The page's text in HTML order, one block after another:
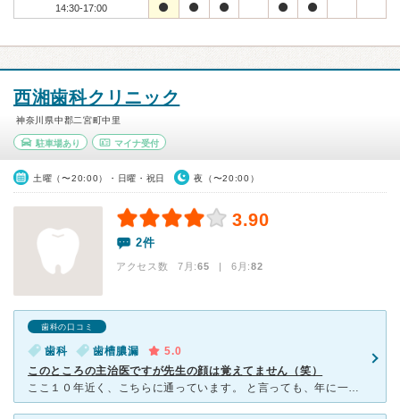
14:30-17:00
西湘歯科クリニック
神奈川県中郡二宮町中里
駐車場あり マイナ受付
土曜（〜20:00）・日曜・祝日 夜（〜20:00）
3.90
2件
アクセス数 7月:65 | 6月:82
歯科の口コミ
歯科 歯槽膿漏
5.0
このところの主治医ですが先生の顔は覚えてません（笑）
ここ１０年近く、こちらに通っています。 と言っても、年に一度の会社の健康診断後の必要な場合にだけですが、物凄く気に入っています。 それまでの歯医者のイメージは、治療期間も長く何度も何度も通うイ